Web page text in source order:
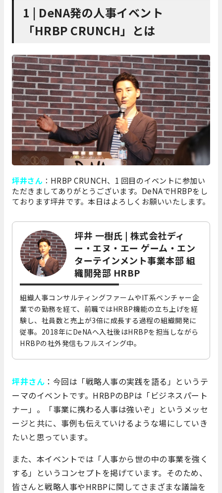
1 | DeNA発の人事イベント
「HRBP CRUNCH」とは
坪井さん ：HRBP CRUNCH、1 回目のイベントに参加い
ただきましてありがとうございます。DeNAでHRBPをし
ております坪井です。本日はよろしくお願いいたします。
坪井 一樹氏 | 株式会社ディ
ー・エヌ・エー ゲーム・エン
ターテインメント事業本部 組
織開発部 HRBP
組織人事コンサルティングファームやIT系ベンチャー企
業での勤務を経て、前職ではHRBP機能の立ち上げを経
験し、社員数と売上が3倍に成長する過程の組織開発に
従事。2018年にDeNAへ入社後はHRBPを担当しながら
HRBPの社外発信もフルスイング中。
坪井さん ：今回は「戦略人事の実践を語る」というテ
ーマのイベントです。HRBPのBPは「ビジネスパート
ナー」。「事業に携わる人事は強いぞ」というメッセ
ージと共に、事例も伝えていけるような場にしていき
たいと思っています。
また、本イベントでは「人事から世の中の事業を強く
する」というコンセプトを掲げています。そのため、
皆さんと戦略人事やHRBPに関してさまざまな議論を